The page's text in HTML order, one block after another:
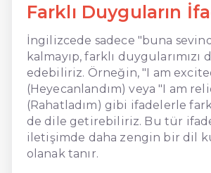
Farklı Duyguların
İngilizcede sadece "buna
kalmayıp, farklı duygularımızı
edebiliriz. Örneğin, "I am
(Heyecanlandım) veya "I am
(Rahatladım) gibi ifadelerle
de dile getirebiliriz. Bu tür
iletişimde daha zengin bir dil
olanak tanır.